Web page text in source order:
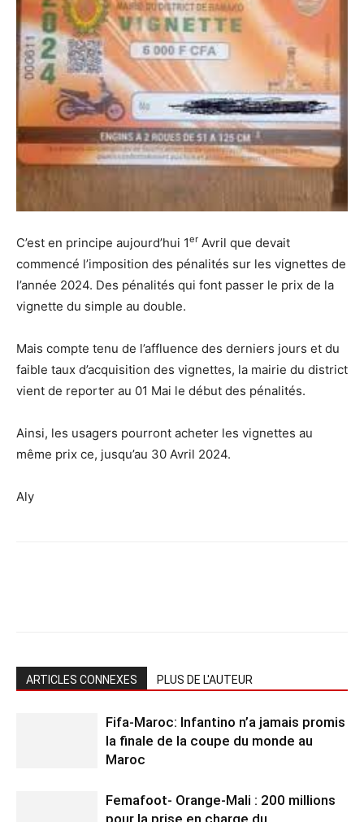
C’est en principe aujourd’hui 1er Avril que devait
commencé l’imposition des pénalités sur les vignettes de
l’année 2024. Des pénalités qui font passer le prix de la
vignette du simple au double.
Mais compte tenu de l’affluence des derniers jours et du
faible taux d’acquisition des vignettes, la mairie du district
vient de reporter au 01 Mai le début des pénalités.
Ainsi, les usagers pourront acheter les vignettes au
même prix ce, jusqu’au 30 Avril 2024.
Aly
ARTICLES CONNEXES PLUS DE L'AUTEUR
Fifa-Maroc: Infantino n’a jamais promis
la finale de la coupe du monde au
Maroc
Femafoot- Orange-Mali : 200 millions
pour la prise en charge du